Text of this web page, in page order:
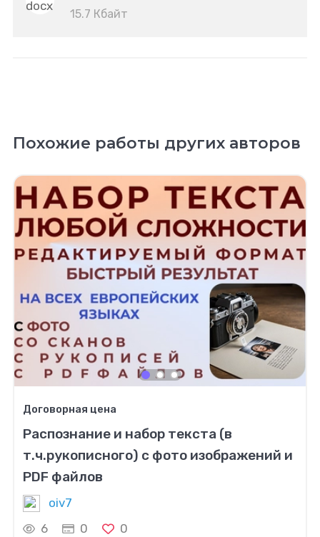
15.7 Кбайт
Похожие работы других авторов
Договорная цена
Распознание и набор текста (в
т.ч.рукописного) с фото изображений и
PDF файлов
oiv7
6
0 0